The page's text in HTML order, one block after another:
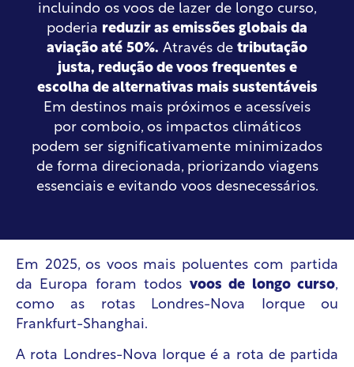
incluindo os voos de lazer de longo curso,
poderia reduzir as emissões globais da
aviação até 50%. Através de tributação
justa, redução de voos frequentes e
escolha de alternativas mais sustentáveis
Em destinos mais próximos e acessíveis
por comboio, os impactos climáticos
podem ser significativamente minimizados
de forma direcionada, priorizando viagens
essenciais e evitando voos desnecessários.
Em 2025, os voos mais poluentes com partida
da Europa foram todos voos de longo curso,
como as rotas Londres-Nova Iorque ou
Frankfurt-Shanghai.
A rota Londres-Nova Iorque é a rota de partida